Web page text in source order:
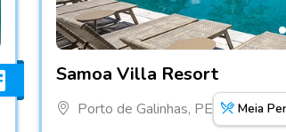
Samoa Villa Resort
Porto de Galinhas, PE Meia